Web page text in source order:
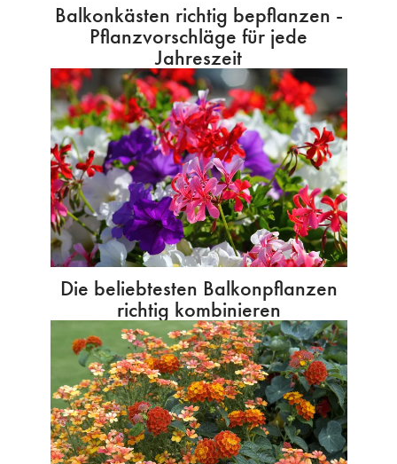
Balkonkästen richtig bepflanzen -
Pflanzvorschläge für jede
Jahreszeit
Die beliebtesten Balkonpflanzen
richtig kombinieren